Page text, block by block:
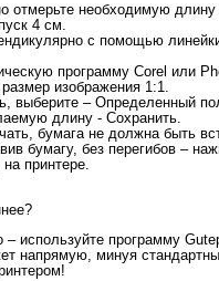
отмерьте необходимую
4 см.
с помощью
программу Corel или
изображения 1:1.
выберите – Определенный
длину - Сохранить.
бумага не должна быть
бумагу, без перегибов –
принтере.
– используйте программу
напрямую, минуя